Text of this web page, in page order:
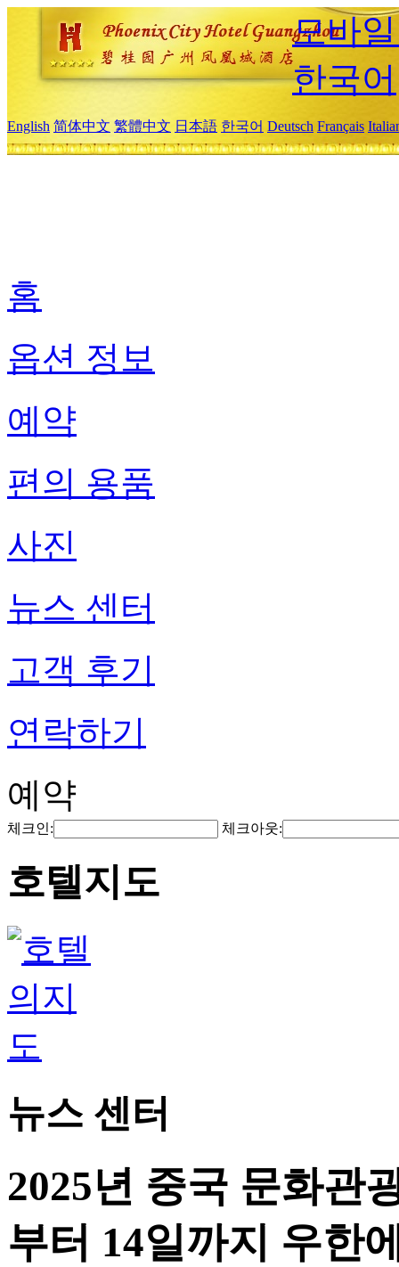
모바
한국어
English 简体中文 繁體中文 日本語 한국어 Deutsch Français
홈
옵션 정보
예약
편의 용품
사진
뉴스 센터
고객 후기
연락하기
예약
체크인: 체크아웃:
호텔지도
뉴스 센터
2025년 중국 문화관
부터 14일까지 우한